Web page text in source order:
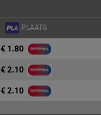
PLAATS
€ 1.80
€ 2.10
€ 2.10